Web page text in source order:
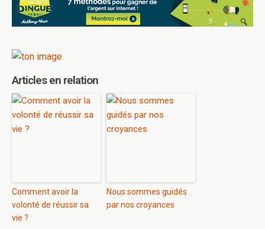
Articles en relation
Comment avoir la
volonté de réussir sa
vie ?
Nous sommes guidés
par nos croyances